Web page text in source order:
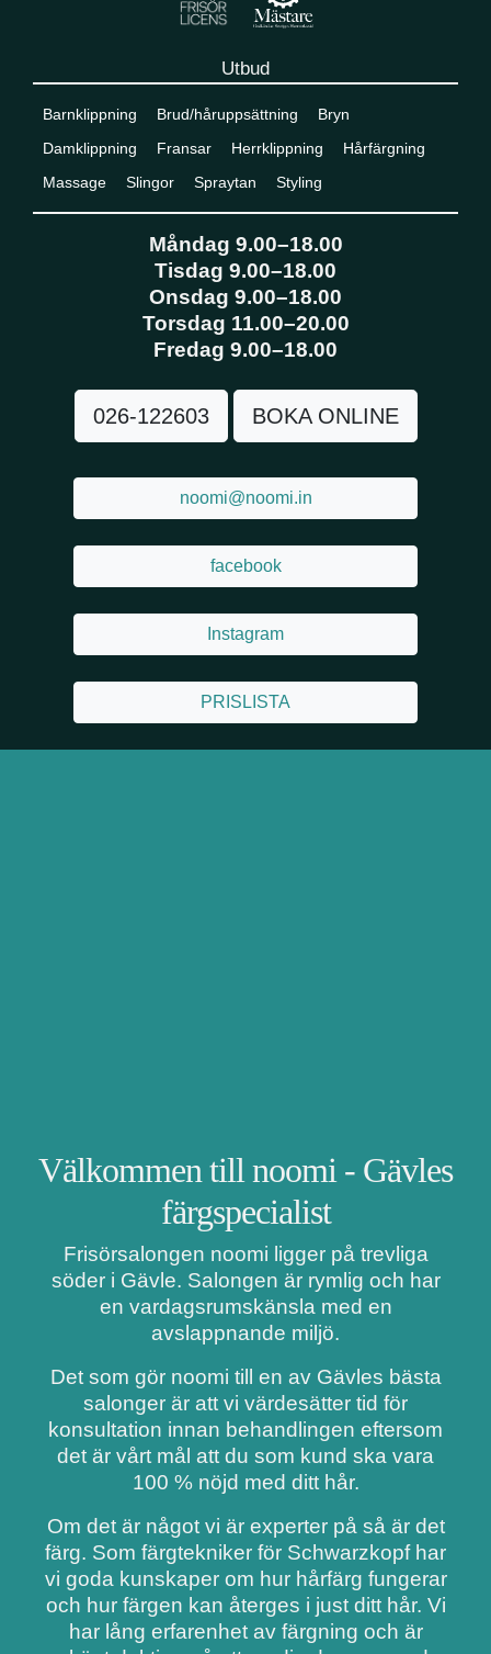
Utbud
Barnklippning Brud/håruppsättning
Bryn
Damklippning
Fransar Herrklippning
Hårfärgning
Massage
Slingor Spraytan Styling
Måndag 9.00–18.00
Tisdag 9.00–18.00
Onsdag 9.00–18.00
Torsdag 11.00–20.00
Fredag 9.00–18.00
026-122603 BOKA ONLINE
noomi@noomi.in
facebook
Instagram
PRISLISTA
Välkommen till noomi - Gävles
färgspecialist
Frisörsalongen noomi ligger på trevliga
söder i Gävle. Salongen är rymlig och har
en vardagsrumskänsla med en
avslappnande miljö.
Det som gör noomi till en av Gävles bästa
salonger är att vi värdesätter tid för
konsultation innan behandlingen eftersom
det är vårt mål att du som kund ska vara
100 % nöjd med ditt hår.
Om det är något vi är experter på så är det
färg. Som färgtekniker för Schwarzkopf har
vi goda kunskaper om hur hårfärg fungerar
och hur färgen kan återges i just ditt hår. Vi
har lång erfarenhet av färgning och är